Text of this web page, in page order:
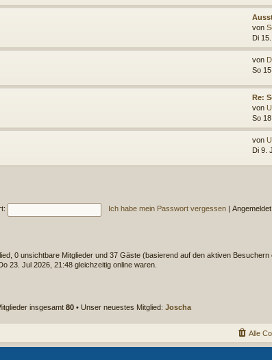
von
Di
von
So
Re:
von
So
von
Di 9.
Ich habe mein Passwort vergessen
0 unsichtbare Mitglieder und 37 Gäste (basierend auf den aktiven Besuchern
23. Jul 2026, 21:48 gleichzeitig online waren.
insgesamt 80 • Unser neuestes Mitglied: Joscha
Alle